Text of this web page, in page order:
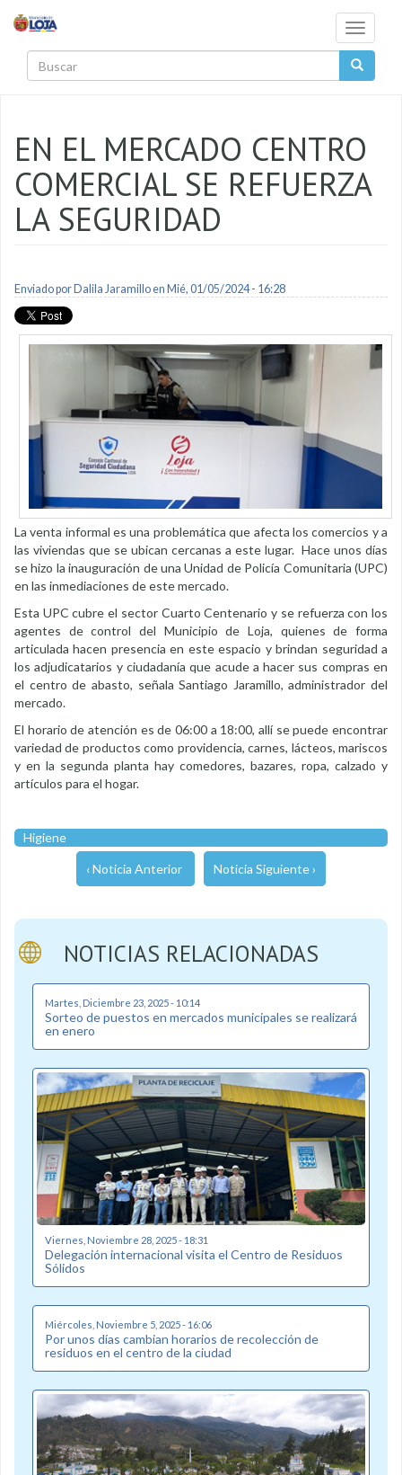
Toggle
EN EL MERCADO CENTRO
COMERCIAL SE REFUERZA
LA SEGURIDAD
Enviado por Dalila Jaramilloen Mié, 01/05/2024 - 16:28
La venta informal es una problemática que afecta los comercios y a
las viviendas que se ubican cercanas a este lugar. Hace unos días
se hizo la inauguración de una Unidad de Policía Comunitaria (UPC)
en las inmediaciones de este mercado.
Esta UPC cubre el sector Cuarto Centenario y se refuerza con los
agentes de control del Municipio de Loja, quienes de forma
articulada hacen presencia en este espacio y brindan seguridad a
los adjudicatarios y ciudadanía que acude a hacer sus compras en
el centro de abasto, señala Santiago Jaramillo, administrador del
mercado.
El horario de atención es de 06:00 a 18:00, allí se puede encontrar
variedad de productos como providencia, carnes, lácteos, mariscos
y en la segunda planta hay comedores, bazares, ropa, calzado y
artículos para el hogar.
Higiene
‹ Noticia Anterior Noticia Siguiente ›
NOTICIAS RELACIONADAS
Martes, Diciembre 23, 2025 - 10:14
Sorteo de puestos en mercados municipales se realizará
en enero
Viernes, Noviembre 28, 2025 - 18:31
Delegación internacional visita el Centro de Residuos
Sólidos
Miércoles, Noviembre 5, 2025 - 16:06
Por unos días cambian horarios de recolección de
residuos en el centro de la ciudad